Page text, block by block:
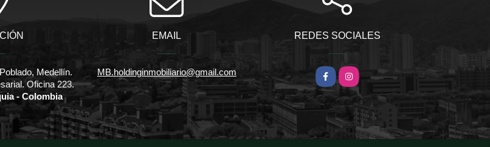
Medellín.
Oficina 223.
- Colombia
EMAIL
MB.holdinginmobiliario@gmail.com
REDES SOCIALES
FacebookInstagram